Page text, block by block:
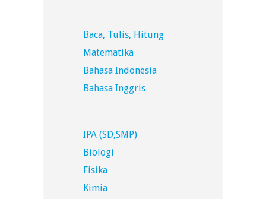
Baca, Tulis, Hitung
Matematika
Bahasa Indonesia
Bahasa Inggris
IPA (SD,SMP)
Biologi
Fisika
Kimia